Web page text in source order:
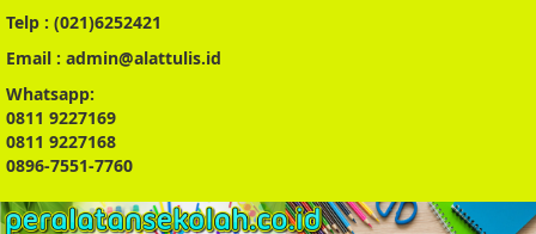
Telp : (021)6252421
Email : admin@alattulis.id
Whatsapp:
0811 9227169
0811 9227168
0896-7551-7760